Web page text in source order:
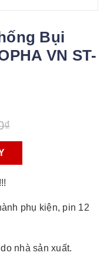
Bụi
VN ST-
phụ kiện, pin 12
nhà sản xuất.